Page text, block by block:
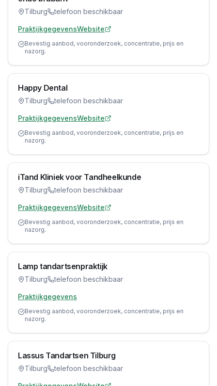
Tilburg telefoon beschikbaar
PraktijkgegevensWebsite
Bevestig aanbod, vooronderzoek, concentratie, prijs en
nazorg.
Happy Dental
Tilburg telefoon beschikbaar
PraktijkgegevensWebsite
Bevestig aanbod, vooronderzoek, concentratie, prijs en
nazorg.
iTand Kliniek voor Tandheelkunde
Tilburg telefoon beschikbaar
PraktijkgegevensWebsite
Bevestig aanbod, vooronderzoek, concentratie, prijs en
nazorg.
Lamp tandartsenpraktijk
Tilburg telefoon beschikbaar
Praktijkgegevens
Bevestig aanbod, vooronderzoek, concentratie, prijs en
nazorg.
Lassus Tandartsen Tilburg
Tilburg telefoon beschikbaar